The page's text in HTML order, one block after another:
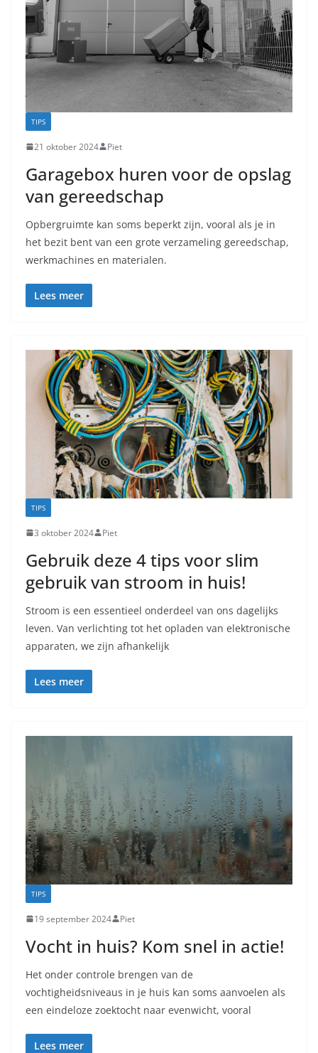
TIPS
21 oktober 2024 Piet
Garagebox huren voor de opslag
van gereedschap
Opbergruimte kan soms beperkt zijn, vooral als je in
het bezit bent van een grote verzameling gereedschap,
werkmachines en materialen.
Lees meer
TIPS
3 oktober 2024 Piet
Gebruik deze 4 tips voor slim
gebruik van stroom in huis!
Stroom is een essentieel onderdeel van ons dagelijks
leven. Van verlichting tot het opladen van elektronische
apparaten, we zijn afhankelijk
Lees meer
TIPS
19 september 2024 Piet
Vocht in huis? Kom snel in actie!
Het onder controle brengen van de
vochtigheidsniveaus in je huis kan soms aanvoelen als
een eindeloze zoektocht naar evenwicht, vooral
Lees meer